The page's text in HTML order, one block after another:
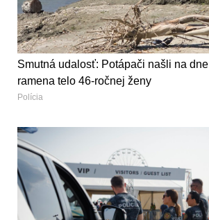
Smutná udalosť: Potápači našli na
ramena telo 46-ročnej ženy
Polícia